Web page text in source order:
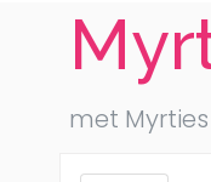
met Myrties